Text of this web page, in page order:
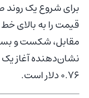
قیمت را به بالای
مقابل، شکست و
0.76 دلار است.